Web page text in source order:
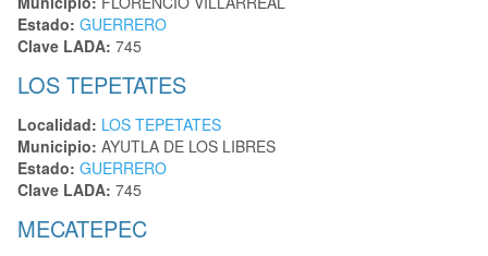
Estado: GUERRERO
Clave LADA: 745
LOS TEPETATES
Localidad: LOS TEPETATES
Municipio: AYUTLA DE LOS LIBRES
Estado: GUERRERO
Clave LADA: 745
MECATEPEC